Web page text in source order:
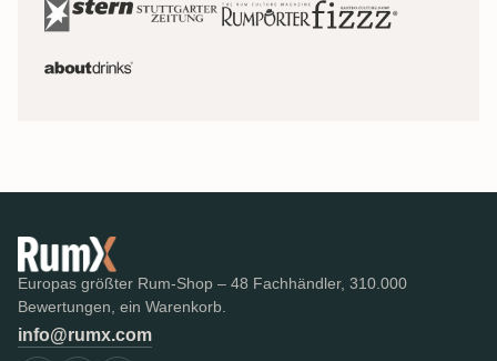
Europas größter Rum-Shop – 48 Fachhändler, 310.000
Bewertungen, ein Warenkorb.
info@rumx.com